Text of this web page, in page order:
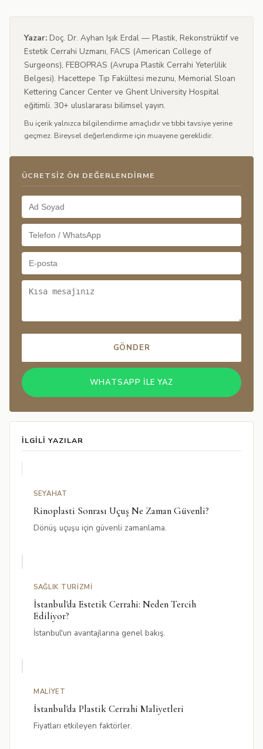
Yazar: Doç. Dr. Ayhan Işık Erdal — Plastik, Rekonstrüktif ve
Estetik Cerrahi Uzmanı, FACS (American College of
Surgeons), FEBOPRAS (Avrupa Plastik Cerrahi Yeterlilik
Belgesi). Hacettepe Tıp Fakültesi mezunu, Memorial Sloan
Kettering Cancer Center ve Ghent University Hospital
eğitimli. 30+ uluslararası bilimsel yayın.
Bu içerik yalnızca bilgilendirme amaçlıdır ve tıbbi tavsiye yerine
geçmez. Bireysel değerlendirme için muayene gereklidir.
ÜCRETSIZ ÖN DEĞERLENDIRME
GÖNDER
WHATSAPP ILE YAZ
İLGILI YAZILAR
SEYAHAT
Rinoplasti Sonrası Uçuş Ne Zaman Güvenli?
Dönüş uçuşu için güvenli zamanlama.
SAĞLIK TURIZMI
İstanbul'da Estetik Cerrahi: Neden Tercih
Ediliyor?
İstanbul'un avantajlarına genel bakış.
MALIYET
İstanbul'da Plastik Cerrahi Maliyetleri
Fiyatları etkileyen faktörler.